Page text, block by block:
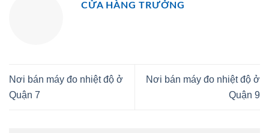
CỬA HÀNG TRƯỞNG
Nơi bán máy đo nhiệt độ ở
Quận 7
Nơi bán máy đo nhiệt độ ở
Quận 9